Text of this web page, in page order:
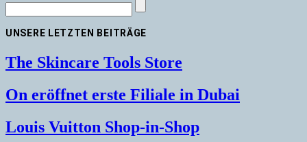
UNSERE LETZTEN BEITRÄGE
The Skincare Tools Store
On eröffnet erste Filiale in Dubai
Louis Vuitton Shop-in-Shop